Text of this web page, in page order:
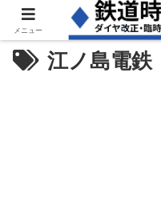
江ノ島電鉄
メニュー